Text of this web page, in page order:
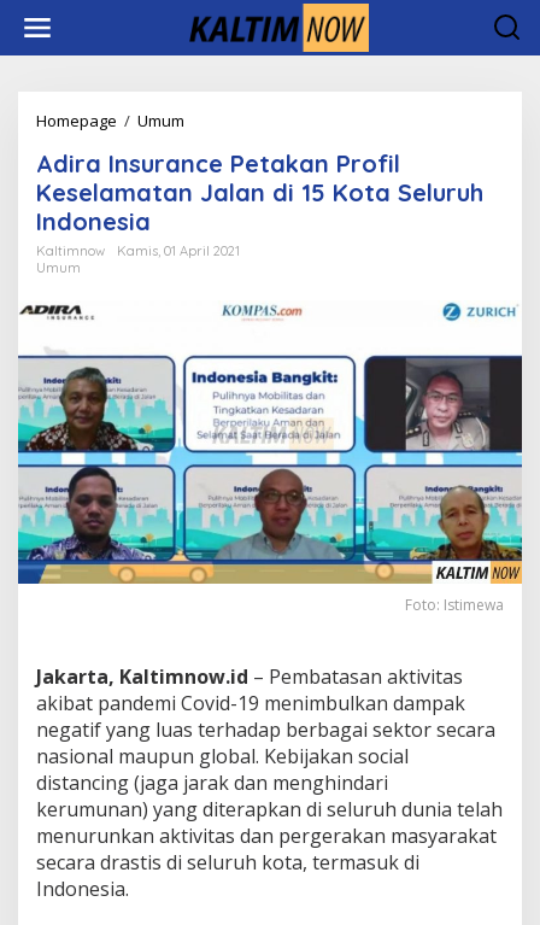
konten
Homepage / Umum
Petakan
Profil
Keselamatan
di
Seluruh
Adira Insurance Petakan Profil
Keselamatan Jalan di 15 Kota Seluruh
Indonesia
Kaltimnow
Kamis, 01 April 2021
Umum
Foto: Istimewa
Jakarta, Kaltimnow.id – Pembatasan aktivitas
akibat pandemi Covid-19 menimbulkan dampak
negatif yang luas terhadap berbagai sektor secara
nasional maupun global. Kebijakan social
distancing (jaga jarak dan menghindari
kerumunan) yang diterapkan di seluruh dunia telah
menurunkan aktivitas dan pergerakan masyarakat
secara drastis di seluruh kota, termasuk di
Indonesia.